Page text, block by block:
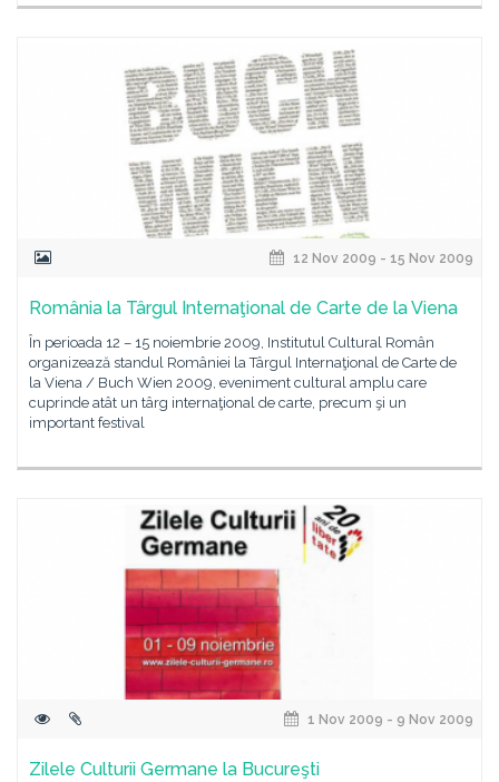
12 Nov 2009 - 15 Nov 2009
România la Târgul Internaţional de Carte de la Viena
În perioada 12 – 15 noiembrie 2009, Institutul Cultural Român
organizează standul României la Târgul Internaţional de Carte de
la Viena / Buch Wien 2009, eveniment cultural amplu care
cuprinde atât un târg internaţional de carte, precum şi un
important festival
1 Nov 2009 - 9 Nov 2009
Zilele Culturii Germane la Bucureşti